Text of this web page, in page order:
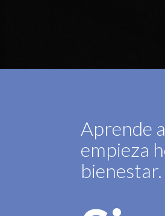
Aprende
empieza
bienestar.